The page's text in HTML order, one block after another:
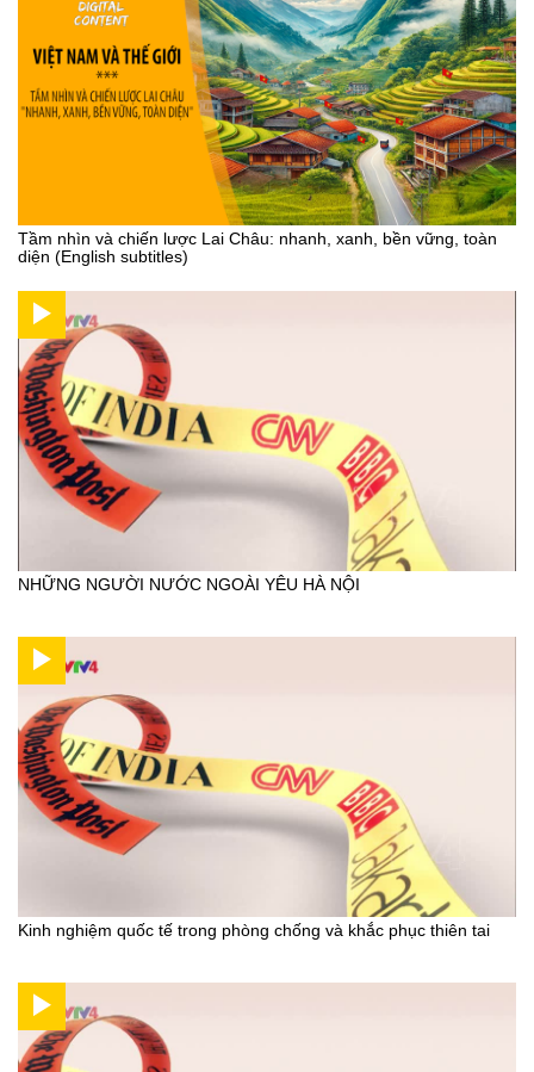
Tầm nhìn và chiến lược Lai Châu: nhanh, xanh, bền vững, toàn
diện (English subtitles)
NHỮNG NGƯỜI NƯỚC NGOÀI YÊU HÀ NỘI
Kinh nghiệm quốc tế trong phòng chống và khắc phục thiên tai